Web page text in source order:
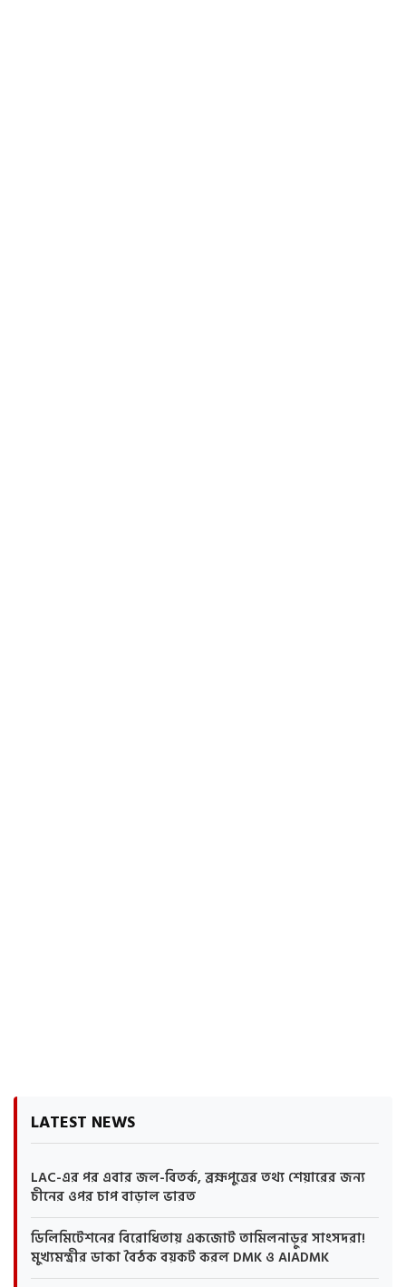
LATEST NEWS
LAC-এর পর এবার জল-বিতর্ক, ব্রহ্মপুত্রের তথ্য শেয়ারের জন্য
চীনের ওপর চাপ বাড়াল ভারত
ডিলিমিটেশনের বিরোধিতায় একজোট তামিলনাড়ুর সাংসদরা!
মুখ্যমন্ত্রীর ডাকা বৈঠক বয়কট করল DMK ও AIADMK